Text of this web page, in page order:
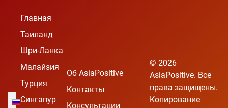
Выберите язык
Главная
Таиланд
Шри-Ланка
Малайзия
Турция
Сингапур
Об AsiaPositive
Контакты
Консультации
© 2026
AsiaPositive. Все
права защищены.
Копирование